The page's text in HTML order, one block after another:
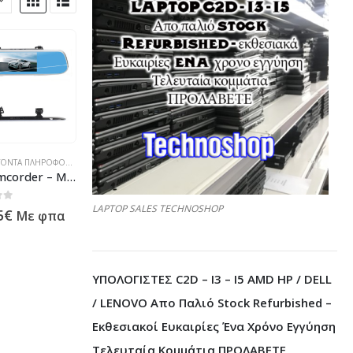
- ΗΛΕΚΤΡΟΝΙΚΆ
- ΚΙΝΗΤΉΣ ΤΗΛΕΦΩΝΊΑΣ - ΗΛΕΚΤΡΟΝΙΚΆ
Car camcorder – Mirror, 1080P, Ampe A502, Silver – 72007
€ Με φπα
LAPTOP SALES TECHNOSHOP
ΥΠΟΛΟΓΙΣΤΕΣ C2D – I3 – I5 AMD HP / DELL
/ LENOVO Απο Παλιό Stock Refurbished –
Εκθεσιακοί Ευκαιρίες Ένα Χρόνο Εγγύηση
Τελευταία Κομμάτια ΠΡΟΛΑΒΕΤΕ